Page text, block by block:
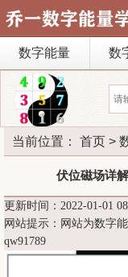
数字能量 数
当前位置： 首页 >
位磁场代表什么
伏位磁场详
更新时间：2022-01-01
网站提示：网站为数字
qw91789